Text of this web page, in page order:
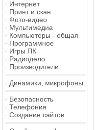
· Интернет
· Принт и скан
· Фото-видео
· Мультимедиа
· Компьютеры - общая
· Программное
· Игры ПК
· Радиодело
· Производители
· Динамики, микрофоны
· Безопасность
· Телефония
· Создание сайтов